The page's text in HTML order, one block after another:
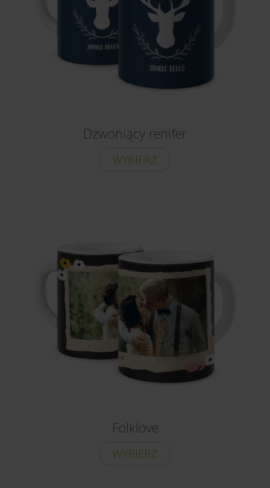
Dzwoniący renifer
WYBIERZ
Folklove
WYBIERZ